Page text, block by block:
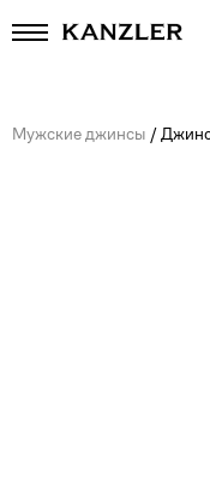
Мужские джинсы /